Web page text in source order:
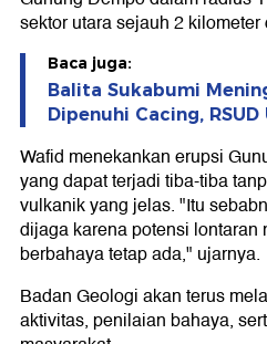
sektor utara sejauh 2
Baca juga:
Balita Sukabumi
Dipenuhi Cacing,
Wafid menekankan erupsi
yang dapat terjadi tiba-tiba
vulkanik yang jelas. "Itu
dijaga karena potensi lontaran
berbahaya tetap ada," ujarnya.
Badan Geologi akan terus
aktivitas, penilaian bahaya,